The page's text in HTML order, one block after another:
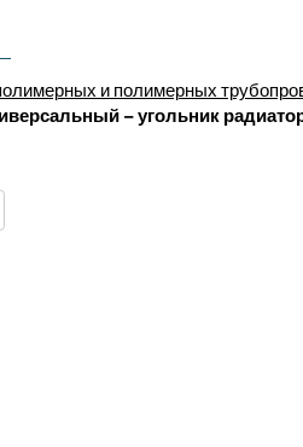
и полимерных
– угольник